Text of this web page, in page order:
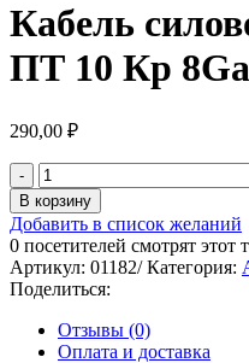
Кабель
ПТ 10 Кр 8Ga
290,00 ₽
В корзину
Добавить в список желаний
0 посетителей смотрят этот
Артикул: 01182/Категория:
Поделиться:
Отзывы (0)
Оплата и доставка